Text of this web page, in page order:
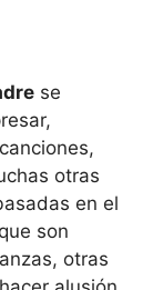
se
otras
en el
son
otras